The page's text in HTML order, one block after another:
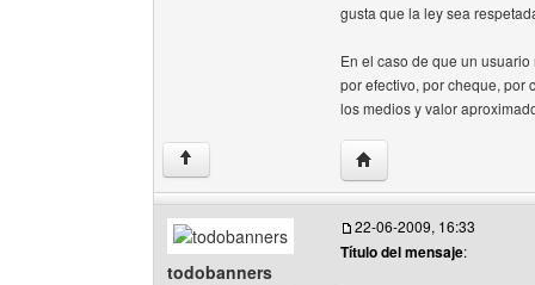
gusta que la ley sea
En el caso de que un
por efectivo, por cheque, por
los medios y valor
↑ Visitar sitio web del
todobanners
22-06-2009, 16:33
Título del mensaje: